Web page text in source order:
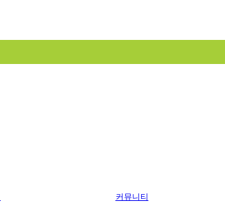
커뮤니티